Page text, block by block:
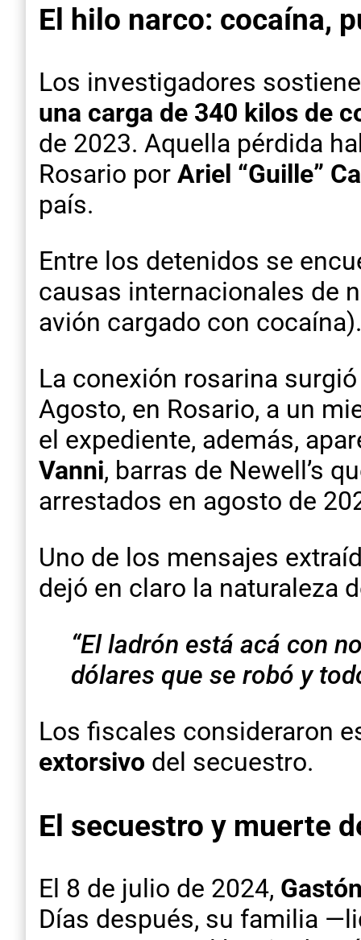
El hilo narco: cocaína,
Los investigadores
una carga de 340 kilos de
de 2023. Aquella pérdida
Rosario por Ariel “Guille”
país.
Entre los detenidos se
causas internacionales de
avión cargado con cocaína).
La conexión rosarina
Agosto, en Rosario, a un
el expediente, además,
Vanni, barras de Newell’s
arrestados en agosto de
Uno de los mensajes
dejó en claro la naturaleza
“El ladrón está acá con
dólares que se robó y
Los fiscales consideraron
extorsivo del secuestro.
El secuestro y muerte
El 8 de julio de 2024,
Días después, su familia